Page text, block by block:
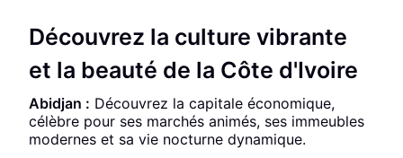
Découvrez la culture vibrante
et la beauté de la Côte d'Ivoire
Abidjan : Découvrez la capitale économique,
célèbre pour ses marchés animés, ses immeubles
modernes et sa vie nocturne dynamique.